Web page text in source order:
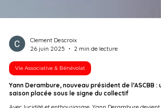
Clement Descroix
26 juin 2025
2 min de lecture
Vie Associative & Bénévolat